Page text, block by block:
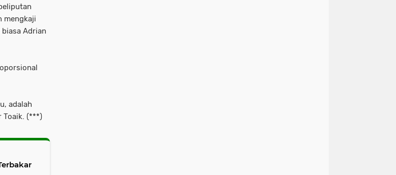
mengkaji
Adrian
adalah
Toaik. (***)